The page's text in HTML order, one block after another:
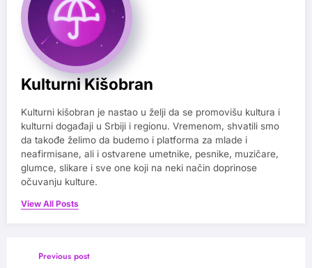
Kulturni Kišobran
Kulturni kišobran je nastao u želji da se promovišu kultura i
kulturni događaji u Srbiji i regionu. Vremenom, shvatili smo
da takođe želimo da budemo i platforma za mlade i
neafirmisane, ali i ostvarene umetnike, pesnike, muzičare,
glumce, slikare i sve one koji na neki način doprinose
očuvanju kulture.
View All Posts
Previous post